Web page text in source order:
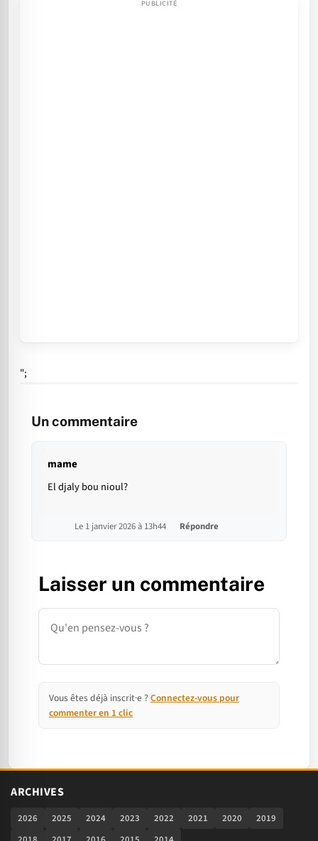
";
Un commentaire
mame
El djaly bou nioul?
Le 1 janvier 2026 à 13h44 Répondre
Laisser un commentaire
Commentaire
Vous êtes déjà inscrit·e ? Connectez-vous pour
commenter en 1 clic
ARCHIVES
2026 2025 2024 2023 2022 2021 2020
2019